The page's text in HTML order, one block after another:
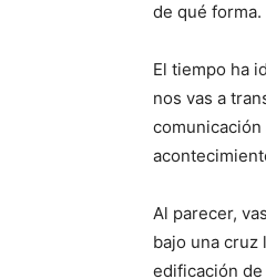
de qué forma.
El tiempo ha
nos vas a
Al parecer,
bajo una cruz
edificación